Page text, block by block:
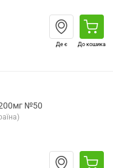
Де є До кошика
№50